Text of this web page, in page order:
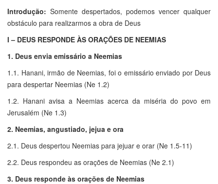
Introdução: Somente despertados, podemos vencer qualquer
obstáculo para realizarmos a obra de Deus
I – DEUS RESPONDE ÀS ORAÇÕES DE NEEMIAS
1. Deus envia emissário a Neemias
1.1. Hanani, irmão de Neemias, foi o emissário enviado por Deus
para despertar Neemias (Ne 1.2)
1.2. Hanani avisa a Neemias acerca da miséria do povo em
Jerusalém (Ne 1.3)
2. Neemias, angustiado, jejua e ora
2.1. Deus despertou Neemias para jejuar e orar (Ne 1.5-11)
2.2. Deus respondeu as orações de Neemias (Ne 2.1)
3. Deus responde às orações de Neemias